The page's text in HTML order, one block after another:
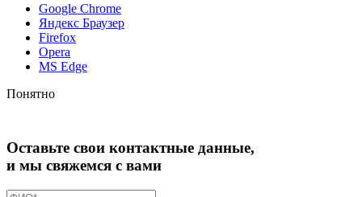
Google Chrome
Яндекс Браузер
Firefox
Opera
MS Edge
Понятно
Оставьте свои контактные данные,
и мы свяжемся с вами